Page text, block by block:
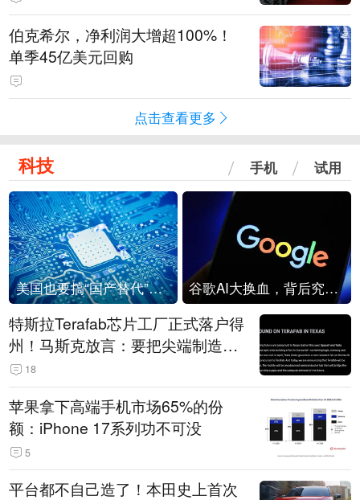
伯克希尔，净利润大增超100%！
单季45亿美元回购
点击查看更多
科技 手机 试用
美国也要搞“国产替代”？先算清三笔账 谷歌AI大换血，背后究竟发生了什么？
特斯拉Terafab芯片工厂正式落户得
州！马斯克放言：要把尖端制造带
回美国
18
苹果拿下高端手机市场65%的份
额：iPhone 17系列功不可没
5
平台都不自己造了！本田史上首次